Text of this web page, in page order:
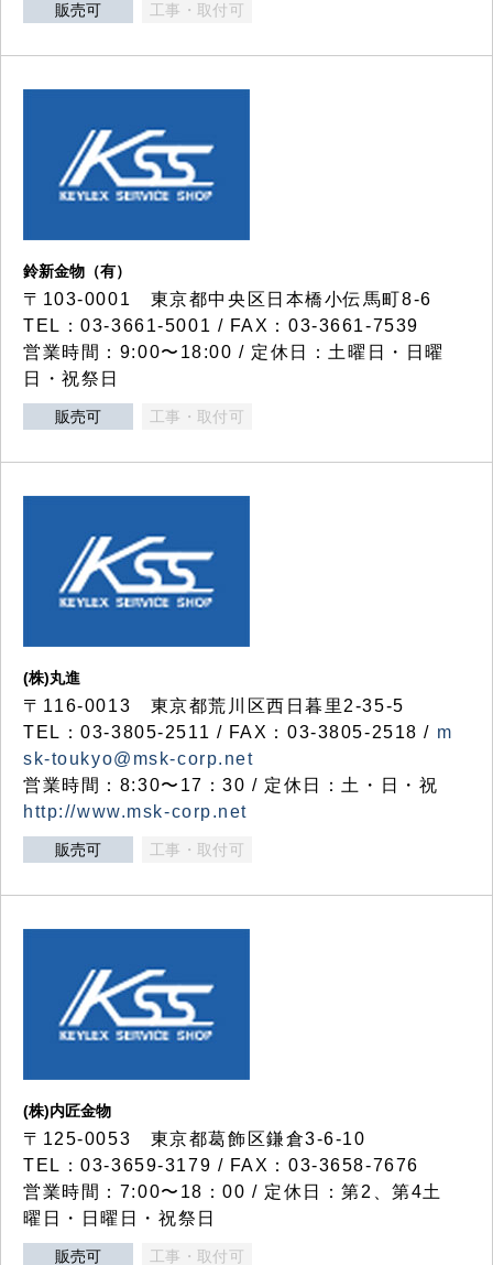
販売可 工事・取付可
鈴新金物（有）
〒103-0001 東京都中央区日本橋小伝馬町8-6
TEL：03-3661-5001 / FAX：03-3661-7539
営業時間：9:00〜18:00 / 定休日：土曜日・日曜
日・祝祭日
販売可 工事・取付可
(株)丸進
〒116-0013 東京都荒川区西日暮里2-35-5
TEL：03-3805-2511 / FAX：03-3805-2518 / m
sk-toukyo@msk-corp.net
営業時間：8:30〜17：30 / 定休日：土・日・祝
http://www.msk-corp.net
販売可 工事・取付可
(株)内匠金物
〒125-0053 東京都葛飾区鎌倉3-6-10
TEL：03-3659-3179 / FAX：03-3658-7676
営業時間：7:00〜18：00 / 定休日：第2、第4土
曜日・日曜日・祝祭日
販売可 工事・取付可